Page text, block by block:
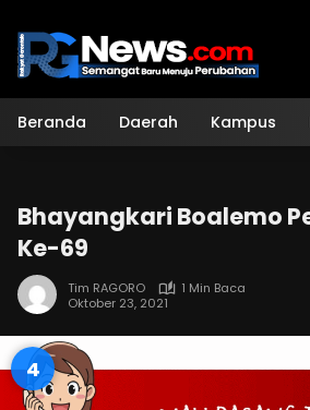
konten
Beranda Daerah Kampus
Bhayangkari Boalemo
Ke-69
Tim RAGORO
1 Min Baca
Oktober 23, 2021
3